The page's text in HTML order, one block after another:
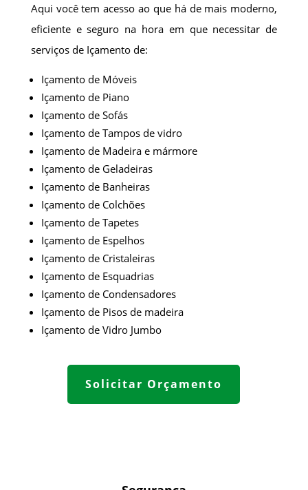
Aqui você tem acesso ao que há de mais moderno,
eficiente e seguro na hora em que necessitar de
serviços de Içamento de:
Içamento de Móveis
Içamento de Piano
Içamento de Sofás
Içamento de Tampos de vidro
Içamento de Madeira e mármore
Içamento de Geladeiras
Içamento de Banheiras
Içamento de Colchões
Içamento de Tapetes
Içamento de Espelhos
Içamento de Cristaleiras
Içamento de Esquadrias
Içamento de Condensadores
Içamento de Pisos de madeira
Içamento de Vidro Jumbo
Solicitar Orçamento